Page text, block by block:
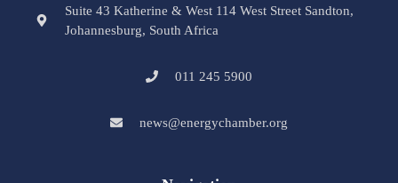
Suite 43 Katherine & West 114 West Street Sandton,
Johannesburg, South Africa
011 245 5900
news@energychamber.org